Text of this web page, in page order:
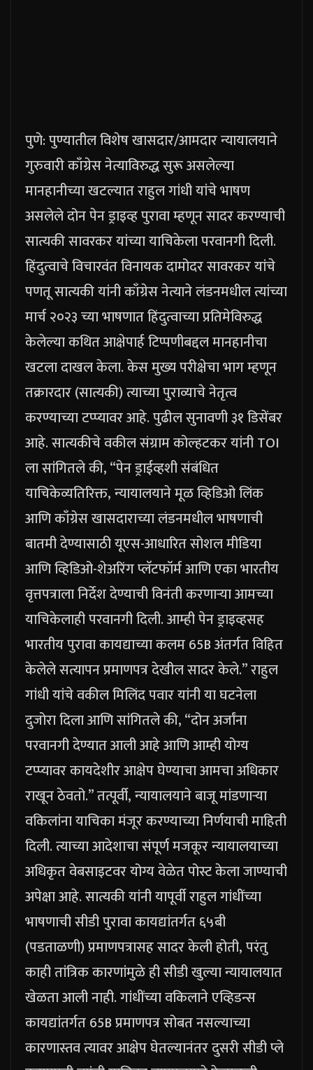
पुणे: पुण्यातील विशेष खासदार/आमदार न्यायालयाने
गुरुवारी काँग्रेस नेत्याविरुद्ध सुरू असलेल्या
मानहानीच्या खटल्यात राहुल गांधी यांचे भाषण
असलेले दोन पेन ड्राइव्ह पुरावा म्हणून सादर करण्याची
सात्यकी सावरकर यांच्या याचिकेला परवानगी दिली.
हिंदुत्वाचे विचारवंत विनायक दामोदर सावरकर यांचे
पणतू सात्यकी यांनी काँग्रेस नेत्याने लंडनमधील त्यांच्या
मार्च २०२३ च्या भाषणात हिंदुत्वाच्या प्रतिमेविरुद्ध
केलेल्या कथित आक्षेपार्ह टिप्पणीबद्दल मानहानीचा
खटला दाखल केला.केस मुख्य परीक्षेचा भाग म्हणून
तक्रारदार (सात्यकी) त्याच्या पुराव्याचे नेतृत्व
करण्याच्या टप्प्यावर आहे. पुढील सुनावणी ३१ डिसेंबर
आहे.सात्यकीचे वकील संग्राम कोल्हटकर यांनी TOI
ला सांगितले की, “पेन ड्राईव्हशी संबंधित
याचिकेव्यतिरिक्त, न्यायालयाने मूळ व्हिडिओ लिंक
आणि काँग्रेस खासदाराच्या लंडनमधील भाषणाची
बातमी देण्यासाठी यूएस-आधारित सोशल मीडिया
आणि व्हिडिओ-शेअरिंग प्लॅटफॉर्म आणि एका भारतीय
वृत्तपत्राला निर्देश देण्याची विनंती करणाऱ्या आमच्या
याचिकेलाही परवानगी दिली.आम्ही पेन ड्राइव्हसह
भारतीय पुरावा कायद्याच्या कलम 65B अंतर्गत विहित
केलेले सत्यापन प्रमाणपत्र देखील सादर केले.”राहुल
गांधी यांचे वकील मिलिंद पवार यांनी या घटनेला
दुजोरा दिला आणि सांगितले की, “दोन अर्जांना
परवानगी देण्यात आली आहे आणि आम्ही योग्य
टप्प्यावर कायदेशीर आक्षेप घेण्याचा आमचा अधिकार
राखून ठेवतो.”तत्पूर्वी, न्यायालयाने बाजू मांडणाऱ्या
वकिलांना याचिका मंजूर करण्याच्या निर्णयाची माहिती
दिली. त्याच्या आदेशाचा संपूर्ण मजकूर न्यायालयाच्या
अधिकृत वेबसाइटवर योग्य वेळेत पोस्ट केला जाण्याची
अपेक्षा आहे.सात्यकी यांनी यापूर्वी राहुल गांधींच्या
भाषणाची सीडी पुरावा कायद्यांतर्गत ६५बी
(पडताळणी) प्रमाणपत्रासह सादर केली होती, परंतु
काही तांत्रिक कारणांमुळे ही सीडी खुल्या न्यायालयात
खेळता आली नाही. गांधींच्या वकिलाने एव्हिडन्स
कायद्यांतर्गत 65B प्रमाणपत्र सोबत नसल्याच्या
कारणास्तव त्यावर आक्षेप घेतल्यानंतर दुसरी सीडी प्ले